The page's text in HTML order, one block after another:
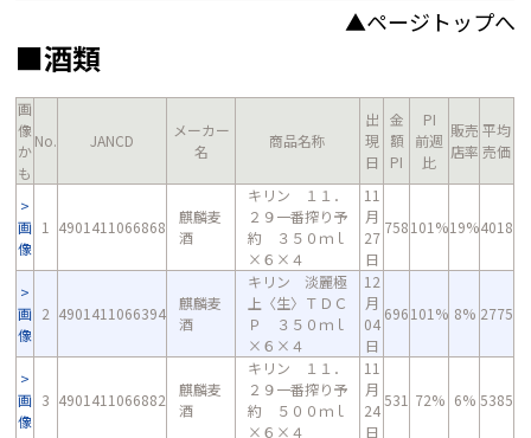
▲ページトップへ
■酒類
画
像
か
も
No. JANCD
メーカー
名
商品名称
出
現
日
金
額
PI
PI
前週
比
販売
店率
平均
売価
画
像
1 4901411066868
麒麟麦
酒
キリン １１．
２９一番搾り予
約 ３５０ｍｌ
×６×４
11
月
27
日
758101%19%4018
画
像
2 4901411066394
麒麟麦
酒
キリン 淡麗極
上〈生〉ＴＤＣ
Ｐ ３５０ｍｌ
×６×４
12
月
04
日
696101% 8% 2775
画
像
3 4901411066882
麒麟麦
酒
キリン １１．
２９一番搾り予
約 ５００ｍｌ
×６×４
11
月
24
日
531 72% 6% 5385